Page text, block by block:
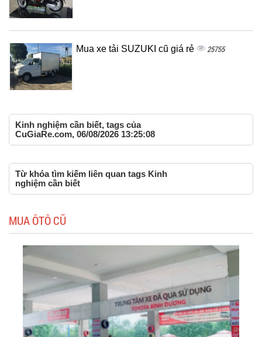
Mua xe tải SUZUKI cũ giá rẻ 25755
Kinh nghiệm cần biết, tags của
CuGiaRe.com, 06/08/2026 13:25:08
Từ khóa tìm kiếm liên quan tags Kinh
nghiệm cần biết
MUA ÔTÔ CŨ